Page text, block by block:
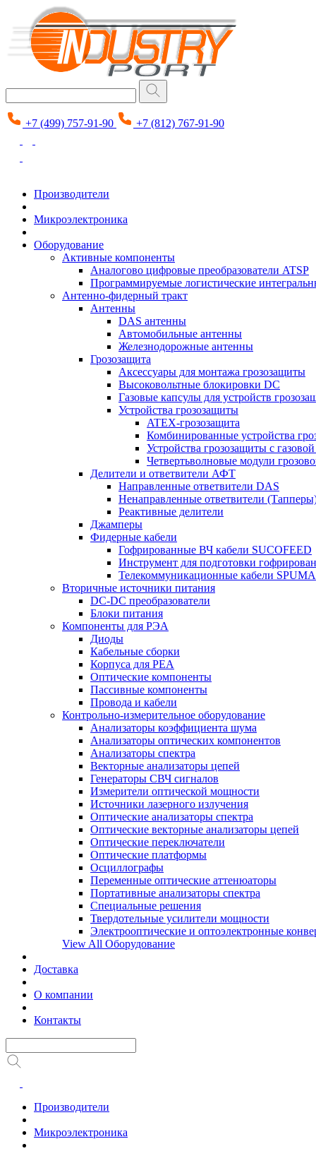
+7 (499) 757-91-90 +7 (812) 767-91-90
Производители
Микроэлектроника
Оборудование
Активные компоненты
Аналогово цифровые преобразователи ATSP
Программируемые логистические
Антенно-фидерный тракт
Антенны
DAS антенны
Автомобильные антенны
Железнодорожные антенны
Грозозащита
Аксессуары для монтажа грозозащиты
Высоковольтные блокировки DC
Газовые капсулы для устройств
Устройства грозозащиты
ATEX-грозозащита
Комбинированные устройства
Устройства грозозащиты с
Четвертьволновые модули
Делители и ответвители АФТ
Направленные ответвители DAS
Ненаправленные ответвители
Реактивные делители
Джамперы
Фидерные кабели
Гофрированные ВЧ кабели SUCOFEED
Инструмент для подготовки
Телекоммуникационные кабели SPUMA
Вторичные источники питания
DC-DC преобразователи
Блоки питания
Компоненты для РЭА
Диоды
Кабельные сборки
Корпуса для РЕА
Оптические компоненты
Пассивные компоненты
Провода и кабели
Контрольно-измерительное оборудование
Анализаторы коэффициента шума
Анализаторы оптических компонентов
Анализаторы спектра
Векторные анализаторы цепей
Генераторы СВЧ сигналов
Измерители оптической мощности
Источники лазерного излучения
Оптические анализаторы спектра
Оптические векторные анализаторы цепей
Оптические переключатели
Оптические платформы
Осциллографы
Переменные оптические аттенюаторы
Портативные анализаторы спектра
Специальные решения
Твердотельные усилители мощности
Электрооптические и оптоэлектронные
View All Оборудование
Доставка
О компании
Контакты
Производители
Микроэлектроника